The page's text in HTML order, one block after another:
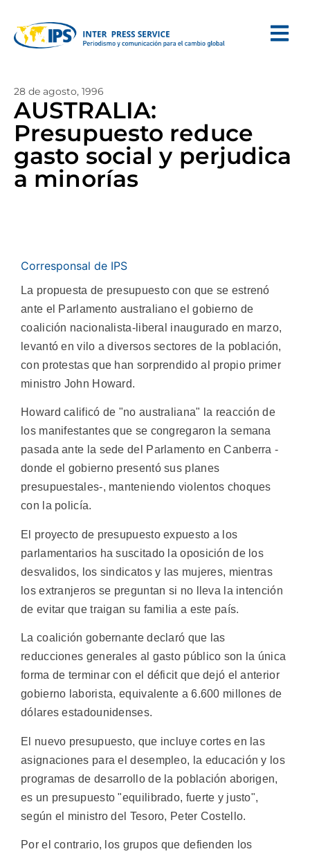
28 de agosto, 1996
AUSTRALIA:
Presupuesto reduce
gasto social y perjudica
a minorías
Corresponsal de IPS
La propuesta de presupuesto con que se estrenó
ante el Parlamento australiano el gobierno de
coalición nacionalista-liberal inaugurado en marzo,
levantó en vilo a diversos sectores de la población,
con protestas que han sorprendido al propio primer
ministro John Howard.
Howard calificó de "no australiana" la reacción de
los manifestantes que se congregaron la semana
pasada ante la sede del Parlamento en Canberra -
donde el gobierno presentó sus planes
presupuestales-, manteniendo violentos choques
con la policía.
El proyecto de presupuesto expuesto a los
parlamentarios ha suscitado la oposición de los
desvalidos, los sindicatos y las mujeres, mientras
los extranjeros se preguntan si no lleva la intención
de evitar que traigan su familia a este país.
La coalición gobernante declaró que las
reducciones generales al gasto público son la única
forma de terminar con el déficit que dejó el anterior
gobierno laborista, equivalente a 6.600 millones de
dólares estadounidenses.
El nuevo presupuesto, que incluye cortes en las
asignaciones para el desempleo, la educación y los
programas de desarrollo de la población aborigen,
es un presupuesto "equilibrado, fuerte y justo",
según el ministro del Tesoro, Peter Costello.
Por el contrario, los grupos que defienden los